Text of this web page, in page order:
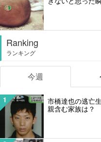
Ranking
ランキング
今週
1
市橋達也の逃亡
親含む家族は？